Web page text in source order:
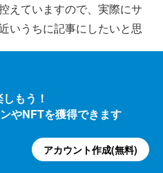
えていますので、実際にサ
いうちに記事にしたいと思
た！
もう！
やNFTを獲得できます
アカウント作成(無料)